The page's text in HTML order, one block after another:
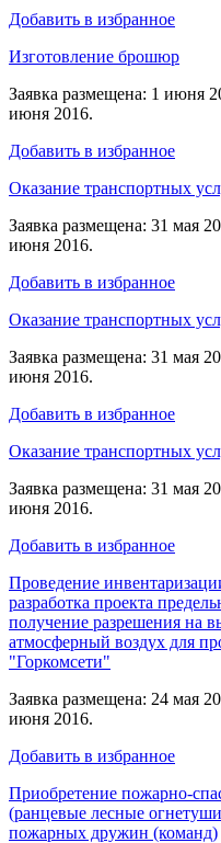
Добавить в избранное
Изготовление брошюр
Заявка размещена: 1 июня
июня 2016.
Добавить в избранное
Оказание транспортных
Заявка размещена: 31 мая
июня 2016.
Добавить в избранное
Оказание транспортных
Заявка размещена: 31 мая
июня 2016.
Добавить в избранное
Оказание транспортных
Заявка размещена: 31 мая
июня 2016.
Добавить в избранное
Проведение
разработка проекта
получение разрешения на
атмосферный воздух для
"Горкомсети"
Заявка размещена: 24 мая
июня 2016.
Добавить в избранное
Приобретение пожарно-
(ранцевые лесные
пожарных дружин (команд)